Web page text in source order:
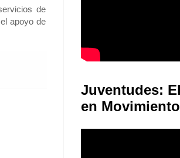
de
apoyo de
Juventudes:
en Movimiento